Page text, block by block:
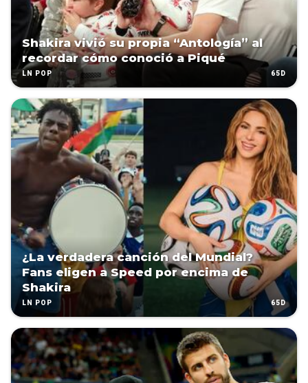
Shakira vivió su propia “Antología” al
recordar cómo conoció a Piqué
LN POP 65D
¿La verdadera canción del Mundial?
Fans eligen a Speed por encima de
Shakira
LN POP 65D